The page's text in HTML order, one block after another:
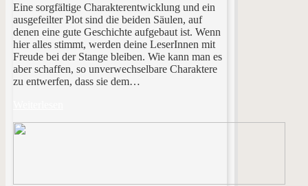
Eine sorgfältige Charakterentwicklung und ein
ausgefeilter Plot sind die beiden Säulen, auf
denen eine gute Geschichte aufgebaut ist. Wenn
hier alles stimmt, werden deine LeserInnen mit
Freude bei der Stange bleiben. Wie kann man es
aber schaffen, so unverwechselbare Charaktere
zu entwerfen, dass sie dem…